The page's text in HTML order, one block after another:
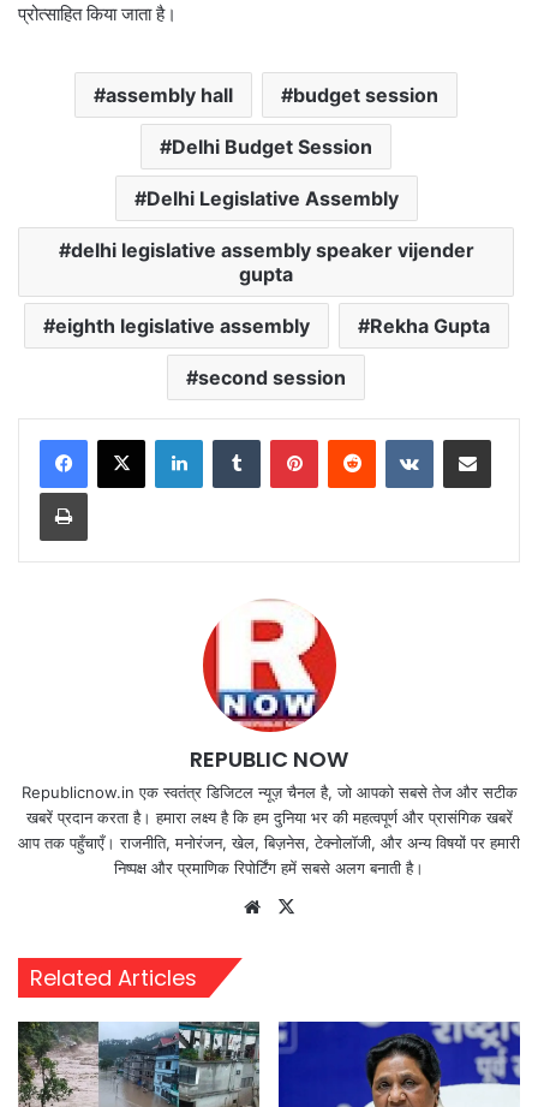
प्रोत्साहित किया जाता है।
assembly hall budget session
Delhi Budget Session
Delhi Legislative Assembly
delhi legislative assembly speaker vijender
gupta
eighth legislative assembly Rekha Gupta
second session
LinkedInTumblr PinterestReddit VKontakteShare via Email
Print
REPUBLIC NOW
Republicnow.in एक स्वतंत्र डिजिटल न्यूज़ चैनल है, जो आपको सबसे तेज और सटीक
खबरें प्रदान करता है। हमारा लक्ष्य है कि हम दुनिया भर की महत्वपूर्ण और प्रासंगिक खबरें
आप तक पहुँचाएँ। राजनीति, मनोरंजन, खेल, बिज़नेस, टेक्नोलॉजी, और अन्य विषयों पर हमारी
निष्पक्ष और प्रमाणिक रिपोर्टिंग हमें सबसे अलग बनाती है।
Website
Related Articles